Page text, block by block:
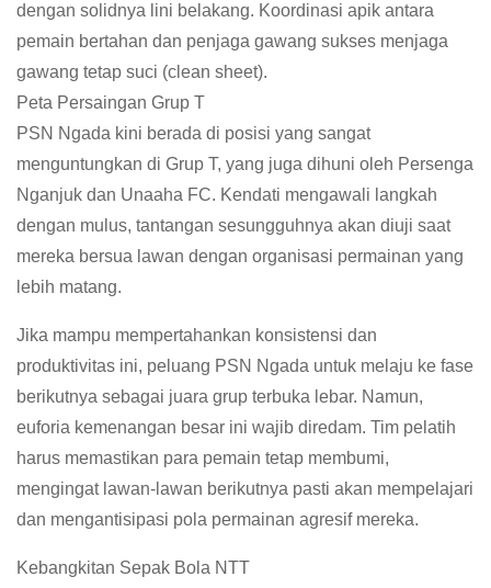
dengan solidnya lini belakang. Koordinasi apik antara
pemain bertahan dan penjaga gawang sukses menjaga
gawang tetap suci (clean sheet).
Peta Persaingan Grup T
PSN Ngada kini berada di posisi yang sangat
menguntungkan di Grup T, yang juga dihuni oleh Persenga
Nganjuk dan Unaaha FC. Kendati mengawali langkah
dengan mulus, tantangan sesungguhnya akan diuji saat
mereka bersua lawan dengan organisasi permainan yang
lebih matang.
Jika mampu mempertahankan konsistensi dan
produktivitas ini, peluang PSN Ngada untuk melaju ke fase
berikutnya sebagai juara grup terbuka lebar. Namun,
euforia kemenangan besar ini wajib diredam. Tim pelatih
harus memastikan para pemain tetap membumi,
mengingat lawan-lawan berikutnya pasti akan mempelajari
dan mengantisipasi pola permainan agresif mereka.
Kebangkitan Sepak Bola NTT